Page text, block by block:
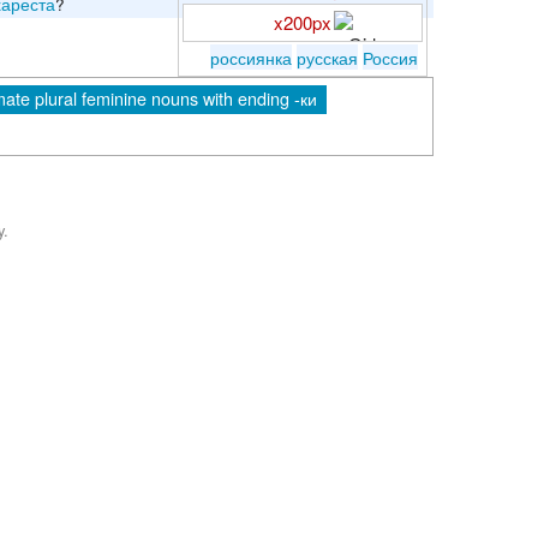
x200px
россиянка русская Россия
plural feminine nouns with ending -ки